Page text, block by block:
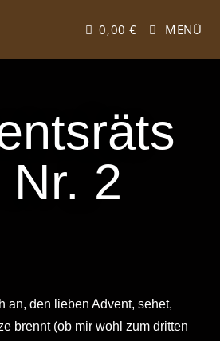
0,00€ MENÜ
Nr. 2
an, den lieben Advent, sehet,
brennt (ob mir wohl zum dritten